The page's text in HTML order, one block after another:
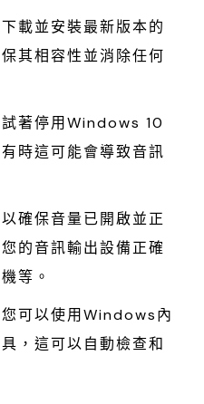
載並安裝最新版本的
其相容性並消除任何
著停用Windows 10
時這可能會導致音訊
確保音量已開啟並正
的音訊輸出設備正確
等。
可以使用Windows內
，這可以自動檢查和